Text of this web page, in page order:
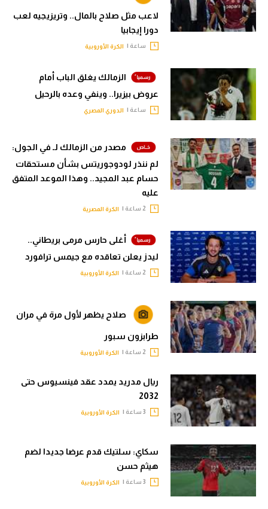
لاعب مثل صلاح بالمال.. وتريزيجيه لعب
دورا إيجابيا
ساعة | الكرة الأوروبية
الزمالك يغلق الباب أمام
عروض بيزيرا.. وينفي وعده بالرحيل
ساعة | الدوري المصري
مصدر من الزمالك لـ في الجول:
لم ننذر لودوجوريتس بشأن مستحقات
حسام عبد المجيد.. وهذا الموعد المتفق
عليه
الكرة المصرية
أغلى حارس مرمى بريطاني..
ليدز يعلن تعاقده مع جيمس ترافورد
الكرة الأوروبية
صلاح يظهر لأول مرة في مران
طرابزون سبور
الكرة الأوروبية
ريال مدريد يمدد عقد فينسيوس حتى
2032
الكرة الأوروبية
سكاي: سلتيك قدم عرضا جديدا لضم
هيثم حسن
الكرة الأوروبية